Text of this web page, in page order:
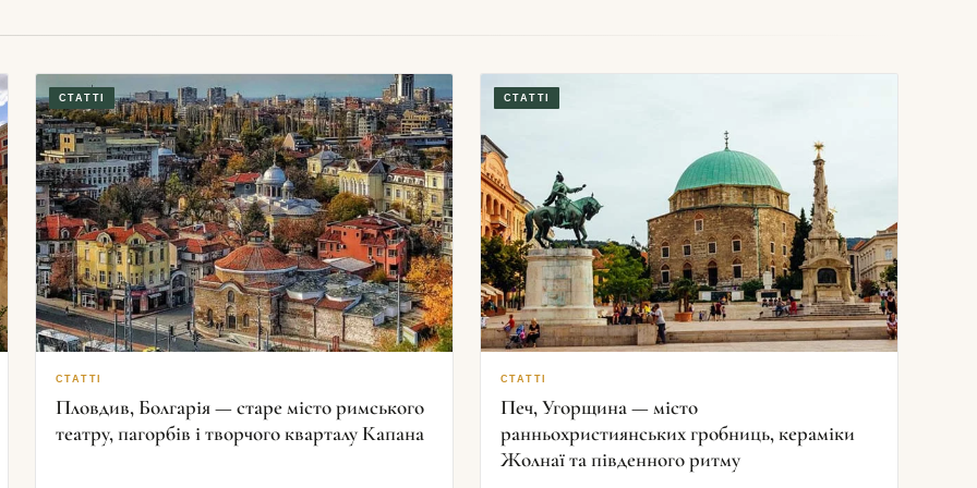
СТАТТІ
СТАТТІ
Пловдив, Болгарія — старе місто римського
театру, пагорбів і творчого кварталу Капана
СТАТТІ
СТАТТІ
Печ, Угорщина — місто
ранньохристиянських гробниць, кераміки
Жолнаї та південного ритму